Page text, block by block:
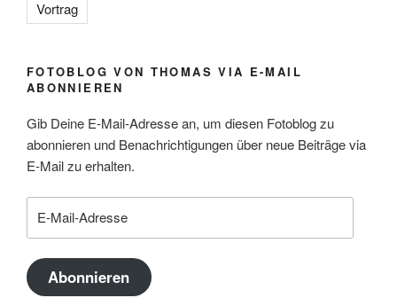
Vortrag
FOTOBLOG VON THOMAS VIA E-MAIL
ABONNIEREN
Gib Deine E-Mail-Adresse an, um diesen Fotoblog zu
abonnieren und Benachrichtigungen über neue Beiträge via
E-Mail zu erhalten.
Mail-
Abonnieren